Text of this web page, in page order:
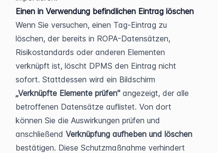
Einen in Verwendung befindlichen Eintrag löschen
Wenn Sie versuchen, einen Tag-Eintrag zu
löschen, der bereits in ROPA-Datensätzen,
Risikostandards oder anderen Elementen
verknüpft ist, löscht DPMS den Eintrag nicht
„Verknüpfte Elemente prüfen" angezeigt, der alle
betroffenen Datensätze auflistet. Von dort
können Sie die Auswirkungen prüfen und
anschließend Verknüpfung aufheben und löschen
bestätigen. Diese Schutzmaßnahme verhindert